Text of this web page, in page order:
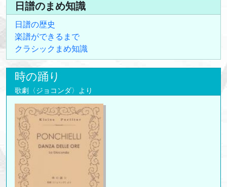
日譜のまめ知識
日譜の歴史
楽譜ができるまで
クラシックまめ知識
時の踊り
歌劇〈ジョコンダ〉より